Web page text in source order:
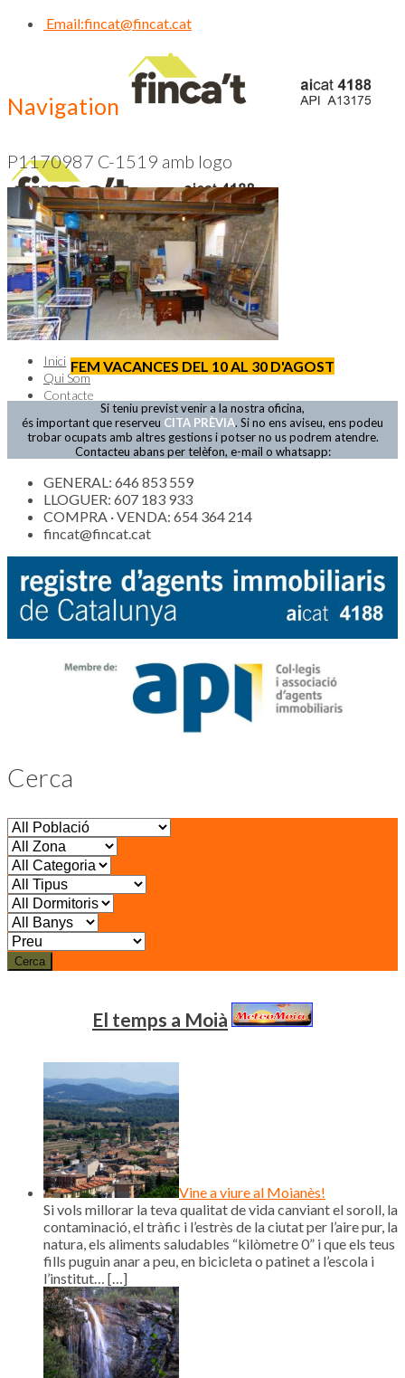
Email:fincat@fincat.cat
Navigation
CALL US NOW
93 830 14 35
Inici
Qui Som
Contacte
P1170987 C-1519 amb logo
FEM VACANCES DEL 10 AL 30 D'AGOST
Si teniu previst venir a la nostra oficina,
és important que reserveu CITA PRÈVIA. Si no ens aviseu, ens podeu
trobar ocupats amb altres gestions i potser no us podrem atendre.
Contacteu abans per telèfon, e-mail o whatsapp:
GENERAL: 646 853 559
LLOGUER: 607 183 933
COMPRA · VENDA: 654 364 214
fincat@fincat.cat
Cerca
Cerca
El temps a Moià
Vine a viure al Moianès!
Si vols millorar la teva qualitat de vida canviant el soroll, la
contaminació, el tràfic i l’estrès de la ciutat per l’aire pur, la
natura, els aliments saludables “kilòmetre 0” i que els teus
fills puguin anar a peu, en bicicleta o patinet a l’escola i
l’institut… […]